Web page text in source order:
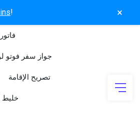
! ×
جواز سفر فوتو
تصريح الإقامة
خليط